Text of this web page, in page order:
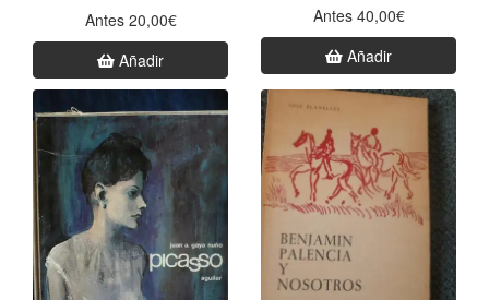
Antes 20,00€
Añadir
Antes 40,00€
Añadir